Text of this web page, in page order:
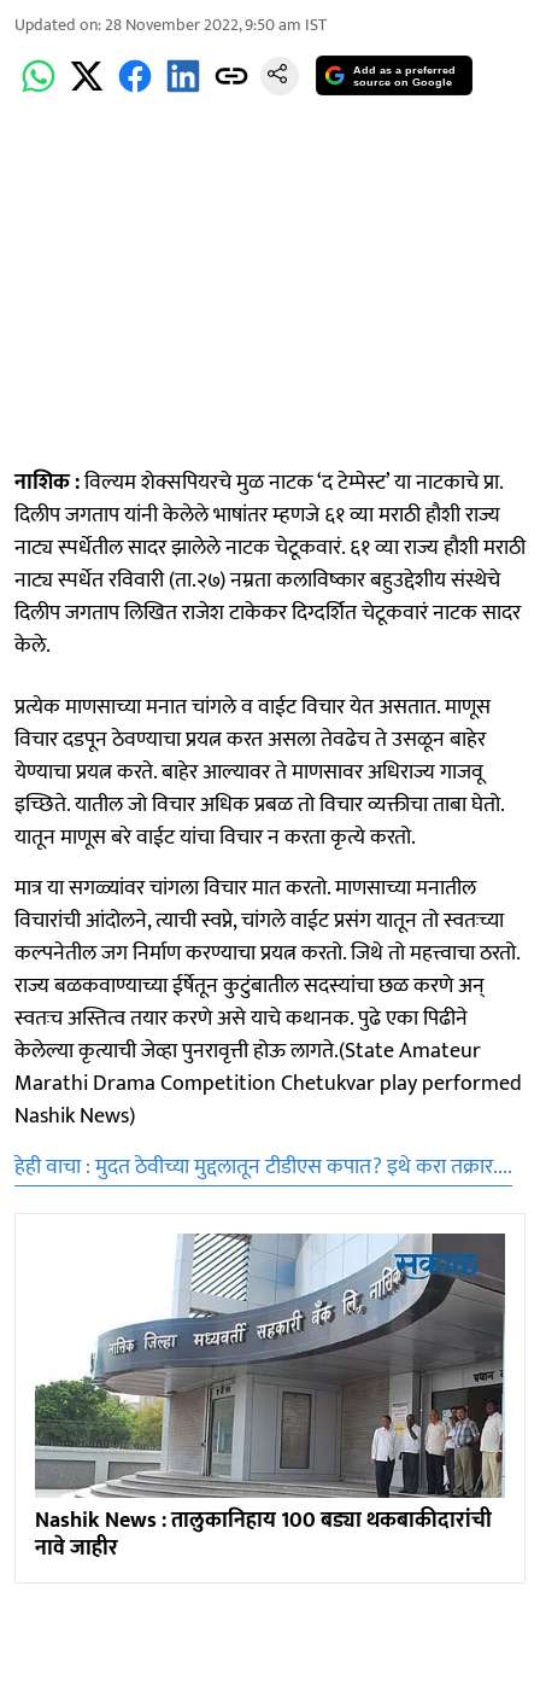
Updated on:28 November 2022, 9:50 am IST
Add as a preferred
source on Google
नाशिक :विल्यम शेक्सपियरचे मुळ नाटक ‘द टेम्पेस्ट’ या नाटकाचे प्रा.
दिलीप जगताप यांनी केलेले भाषांतर म्हणजे ६१ व्या मराठी हौशी राज्य
नाट्य स्पर्धेतील सादर झालेले नाटक चेटूकवारं. ६१ व्या राज्य हौशी मराठी
नाट्य स्पर्धेत रविवारी (ता.२७) नम्रता कलाविष्कार बहुउद्देशीय संस्थेचे
दिलीप जगताप लिखित राजेश टाकेकर दिग्दर्शित चेटूकवारं नाटक सादर
केले.
प्रत्येक माणसाच्या मनात चांगले व वाईट विचार येत असतात. माणूस
विचार दडपून ठेवण्याचा प्रयत्न करत असला तेवढेच ते उसळून बाहेर
येण्याचा प्रयत्न करते. बाहेर आल्यावर ते माणसावर अधिराज्य गाजवू
इच्छिते. यातील जो विचार अधिक प्रबळ तो विचार व्यक्तीचा ताबा घेतो.
यातून माणूस बरे वाईट यांचा विचार न करता कृत्ये करतो.
मात्र या सगळ्यांवर चांगला विचार मात करतो. माणसाच्या मनातील
विचारांची आंदोलने, त्याची स्वप्ने, चांगले वाईट प्रसंग यातून तो स्वतःच्या
कल्पनेतील जग निर्माण करण्याचा प्रयत्न करतो. जिथे तो महत्त्वाचा ठरतो.
राज्य बळकवाण्याच्या ईर्षेतून कुटुंबातील सदस्यांचा छळ करणे अन्
स्वतःच अस्तित्व तयार करणे असे याचे कथानक. पुढे एका पिढीने
केलेल्या कृत्याची जेव्हा पुनरावृत्ती होऊ लागते.(State Amateur
Marathi Drama Competition Chetukvar play performed
Nashik News)
हेही वाचा : मुदत ठेवीच्या मुद्दलातून टीडीएस कपात? इथे करा तक्रार....
Nashik News : तालुकानिहाय 100 बड्या थकबाकीदारांची
नावे जाहीर